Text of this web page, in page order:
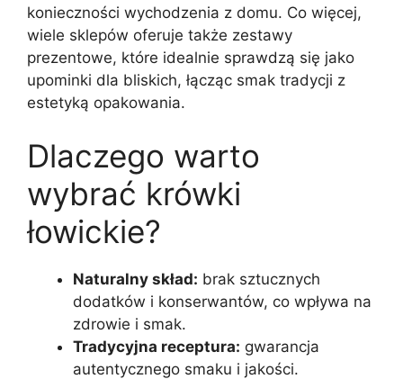
konieczności wychodzenia z domu. Co więcej,
wiele sklepów oferuje także zestawy
prezentowe, które idealnie sprawdzą się jako
upominki dla bliskich, łącząc smak tradycji z
estetyką opakowania.
Dlaczego warto
wybrać krówki
łowickie?
Naturalny skład: brak sztucznych
dodatków i konserwantów, co wpływa na
zdrowie i smak.
Tradycyjna receptura: gwarancja
autentycznego smaku i jakości.